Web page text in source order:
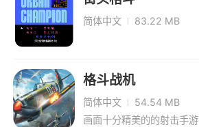
简体中文 83.22 MB
格斗战机
简体中文
54.54 MB
画面十分精美的的射击手游